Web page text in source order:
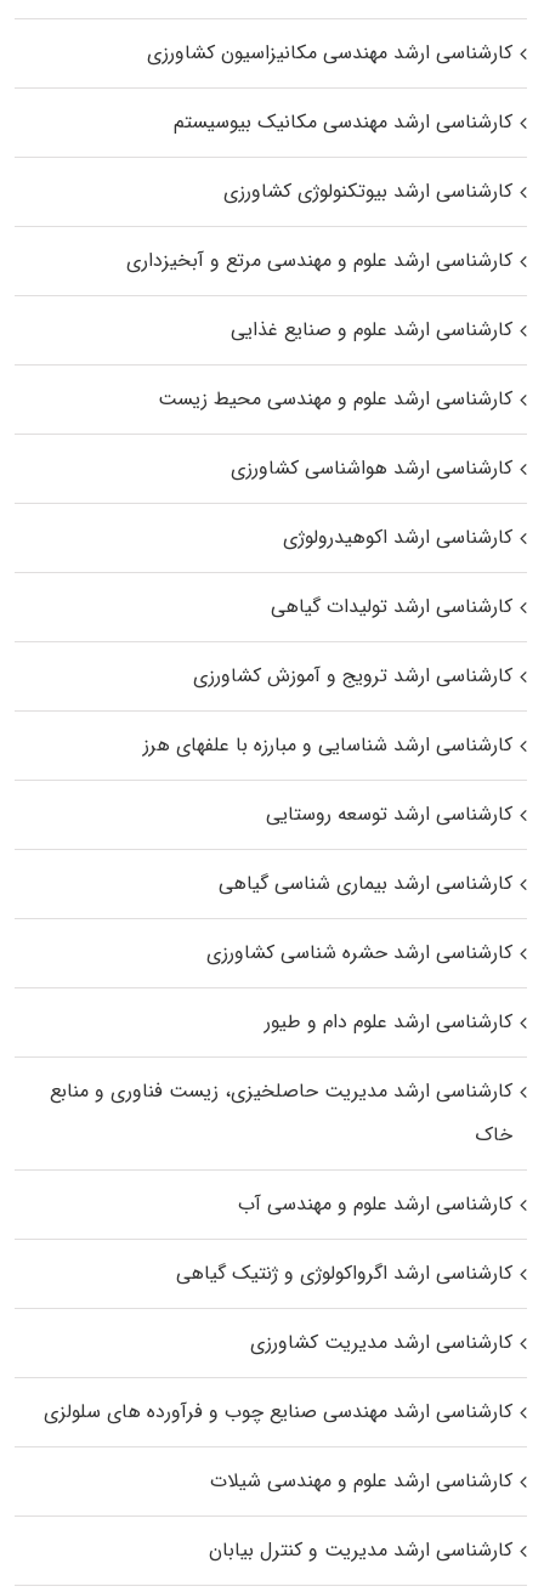
کارشناسی ارشد مهندسی مکانیزاسیون کشاورزی
کارشناسی ارشد مهندسی مکانیک بیوسیستم
کارشناسی ارشد بیوتکنولوژی کشاورزی
کارشناسی ارشد علوم و مهندسی مرتع و آبخیزداری
کارشناسی ارشد علوم و صنایع غذایی
کارشناسی ارشد علوم و مهندسی محیط زیست
کارشناسی ارشد هواشناسی کشاورزی
کارشناسی ارشد اکوهیدرولوژی
کارشناسی ارشد تولیدات گیاهی
کارشناسی ارشد ترویج و آموزش کشاورزی
کارشناسی ارشد شناسایی و مبارزه با علفهای هرز
کارشناسی ارشد توسعه روستایی
کارشناسی ارشد بیماری‌ شناسی گیاهی
کارشناسی ارشد حشره‌ شناسی کشاورزی
کارشناسی ارشد علوم دام و طیور
کارشناسی ارشد مدیریت حاصلخیزی، زیست فناوری و منابع
خاک
کارشناسی ارشد علوم و مهندسی آب
کارشناسی ارشد اگرواکولوژی و ژنتیک گیاهی
کارشناسی ارشد مدیریت کشاورزی
کارشناسی ارشد مهندسی صنایع چوب و فرآورده‌ های سلولزی
کارشناسی ارشد علوم و مهندسی شیلات
کارشناسی ارشد مدیریت و کنترل بیابان